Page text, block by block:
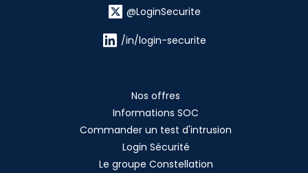
@LoginSecurite
/in/login-securite
Nos offres
Informations SOC
Commander un test d'intrusion
Login Sécurité
Le groupe Constellation